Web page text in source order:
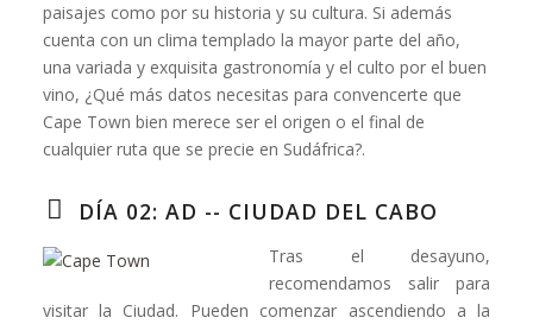
paisajes como por su historia y su cultura. Si además
cuenta con un clima templado la mayor parte del año,
una variada y exquisita gastronomía y el culto por el buen
vino, ¿Qué más datos necesitas para convencerte que
Cape Town bien merece ser el origen o el final de
cualquier ruta que se precie en Sudáfrica?.
DÍA 02: AD -- CIUDAD DEL CABO
Tras el desayuno,
recomendamos salir para
visitar la Ciudad. Pueden comenzar ascendiendo a la